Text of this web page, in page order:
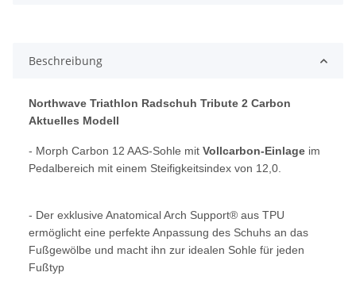
Beschreibung
Northwave Triathlon Radschuh Tribute 2 Carbon
Aktuelles Modell
- Morph Carbon 12 AAS-Sohle mit Vollcarbon-Einlage im
Pedalbereich mit einem Steifigkeitsindex von 12,0.
- Der exklusive Anatomical Arch Support® aus TPU
ermöglicht eine perfekte Anpassung des Schuhs an das
Fußgewölbe und macht ihn zur idealen Sohle für jeden
Fußtyp